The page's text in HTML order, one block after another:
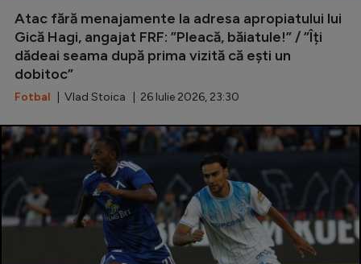
Special
Diverse
Clasamente
Champions League
Europa League
Conference League
Atac fără menajamente la adresa apropiatului lui
Gică Hagi, angajat FRF: ”Pleacă, băiatule!” / ”Îți
dădeai seama după prima vizită că ești un
dobitoc”
Fotbal | Vlad Stoica | 26 Iulie 2026, 23:30